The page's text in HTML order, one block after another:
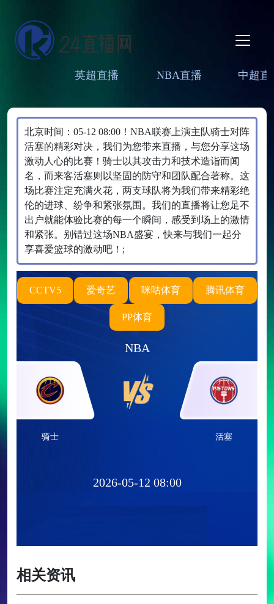
英超直播 NBA直播 中超直
北京时间：05-12 08:00！NBA联赛上演主队骑士对阵
活塞的精彩对决，我们为您带来直播，与您分享这场
激动人心的比赛！骑士以其攻击力和技术造诣而闻
名，而来客活塞则以坚固的防守和团队配合著称。这
场比赛注定充满火花，两支球队将为我们带来精彩绝
伦的进球、纷争和紧张氛围。我们的直播将让您足不
出户就能体验比赛的每一个瞬间，感受到场上的激情
和紧张。别错过这场NBA盛宴，快来与我们一起分
享喜爱篮球的激动吧！;
CCTV5 爱奇艺 咪咕体育 腾讯体育
PP体育
NBA
骑士 活塞
2026-05-12 08:00
相关资讯